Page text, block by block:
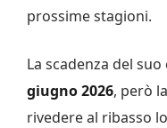
prossime stagioni.
La scadenza del
giugno 2026, però
rivedere al ribasso